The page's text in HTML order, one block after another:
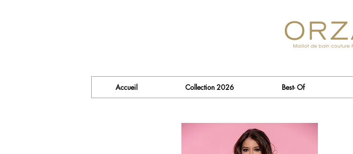
Accueil Collection 2026 Best- Of